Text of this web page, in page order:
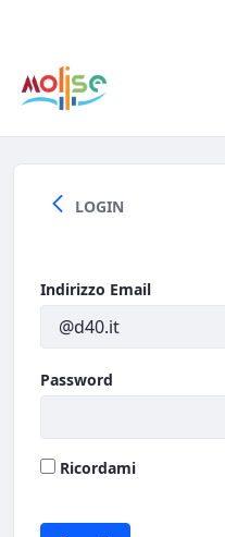
Home
LOGIN
Indirizzo Email
Password
Ricordami